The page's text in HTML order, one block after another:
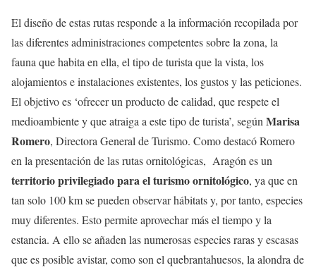
El diseño de estas rutas responde a la información recopilada por
las diferentes administraciones competentes sobre la zona, la
fauna que habita en ella, el tipo de turista que la vista, los
alojamientos e instalaciones existentes, los gustos y las peticiones.
El objetivo es ‘ofrecer un producto de calidad, que respete el
medioambiente y que atraiga a este tipo de turista’, según Marisa
Romero, Directora General de Turismo. Como destacó Romero
en la presentación de las rutas ornitológicas, Aragón es un
territorio privilegiado para el turismo ornitológico, ya que en
tan solo 100 km se pueden observar hábitats y, por tanto, especies
muy diferentes. Esto permite aprovechar más el tiempo y la
estancia. A ello se añaden las numerosas especies raras y escasas
que es posible avistar, como son el quebrantahuesos, la alondra de